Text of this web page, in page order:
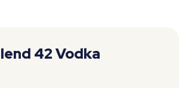
42 Vodka